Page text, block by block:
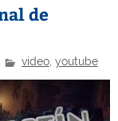
de
video, youtube